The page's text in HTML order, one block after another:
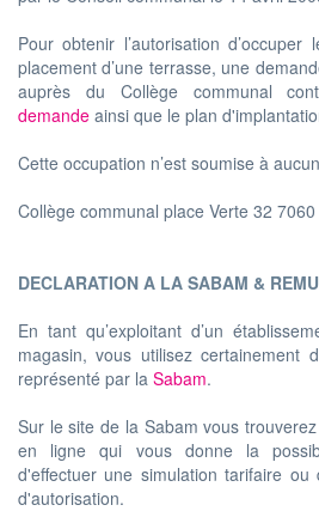
Pour obtenir l’autorisation
placement d’une terrasse, une
auprès du Collège communal
demande ainsi que le plan
Cette occupation n’est soumise à
Collège communal place Verte 32
DECLARATION A LA SABAM &
En tant qu’exploitant d’un
magasin, vous utilisez certainement
représenté par la Sabam.
Sur le site de la Sabam vous
en ligne qui vous donne la
d'effectuer une simulation tarifaire ou
d'autorisation.